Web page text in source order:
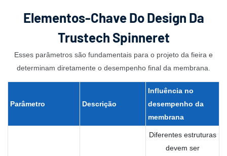
Elementos-Chave Do Design Da
Trustech Spinneret
Esses parâmetros são fundamentais para o projeto da fieira e
determinam diretamente o desempenho final da membrana.
Parâmetro Descrição
Influência no
desempenho da
membrana
Diferentes estruturas
devem ser